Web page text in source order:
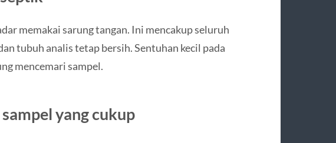
memakai sarung tangan. Ini mencakup seluruh
tubuh analis tetap bersih. Sentuhan kecil pada
mencemari sampel.
yang cukup